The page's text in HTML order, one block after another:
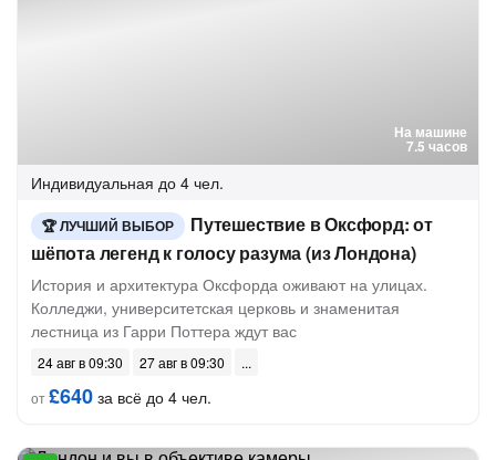
На машине
7.5 часов
Индивидуальная до 4 чел.
ЛУЧШИЙ ВЫБОР
Путешествие в Оксфорд: от
шёпота легенд к голосу разума (из Лондона)
История и архитектура Оксфорда оживают на улицах.
Колледжи, университетская церковь и знаменитая
лестница из Гарри Поттера ждут вас
24 авг в 09:30
27 авг в 09:30
от£640 за всё до 4 чел.